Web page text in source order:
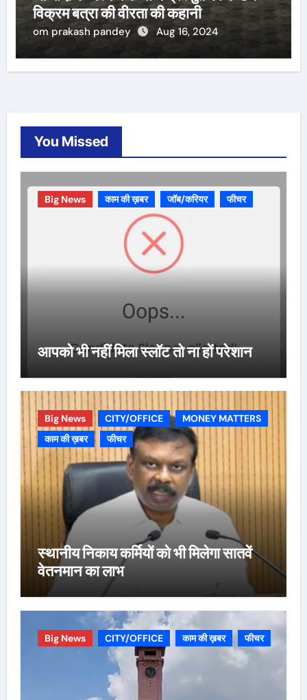
विक्रम बत्रा की वीरता की कहानी
om prakash pandey Aug 16, 2024
You Missed
Big News काम की ख़बर जॉब/करियर फीचर
आपको भी नहीं मिला स्लॉट तो ना हों परेशान
Big News CITY/OFFICE
MONEY MATTERS
काम की ख़बर
फीचर
स्थानीय निकाय कर्मियों को भी मिलेगा सातवें
वेतनमान का लाभ
Big News CITY/OFFICE काम की ख़बर फीचर